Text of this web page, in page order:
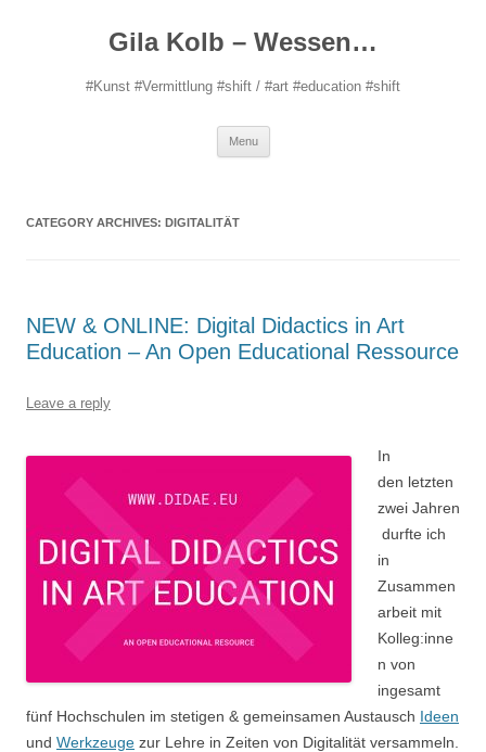
Gila Kolb – Wessen…
#Kunst #Vermittlung #shift / #art #education #shift
Menu
CATEGORY ARCHIVES: DIGITALITÄT
NEW & ONLINE: Digital Didactics in Art
Education – An Open Educational Ressource
Leave a reply
In
den letzten
zwei Jahren
durfte ich
in
Zusammen
arbeit mit
Kolleg:inne
n von
ingesamt
fünf Hochschulen im stetigen & gemeinsamen Austausch Ideen
und Werkzeuge zur Lehre in Zeiten von Digitalität versammeln.